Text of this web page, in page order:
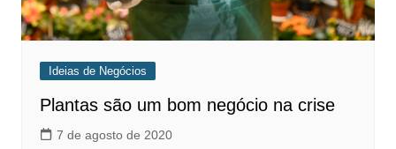
Ideias de Negócios
Plantas são um bom negócio na crise
7 de agosto de 2020